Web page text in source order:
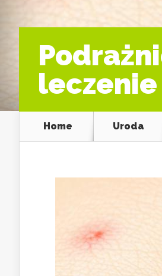
leczenie
Home Uroda